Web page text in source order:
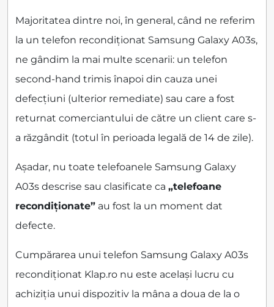
Majoritatea dintre noi, în general, când ne referim
la un telefon recondiționat Samsung Galaxy A03s,
ne gândim la mai multe scenarii: un telefon
second-hand trimis înapoi din cauza unei
defecțiuni (ulterior remediate) sau care a fost
returnat comerciantului de către un client care s-
a răzgândit (totul în perioada legală de 14 de zile).
Așadar, nu toate telefoanele Samsung Galaxy
A03s descrise sau clasificate ca „telefoane
recondiționate” au fost la un moment dat
defecte.
Cumpărarea unui telefon Samsung Galaxy A03s
recondiționat Klap.ro nu este același lucru cu
achiziția unui dispozitiv la mâna a doua de la o